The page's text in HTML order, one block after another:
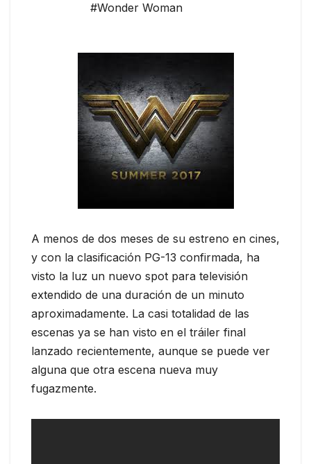
#Wonder Woman
A menos de dos meses de su estreno en cines,
y con la clasificación PG-13 confirmada, ha
visto la luz un nuevo spot para televisión
extendido de una duración de un minuto
aproximadamente. La casi totalidad de las
escenas ya se han visto en el tráiler final
lanzado recientemente, aunque se puede ver
alguna que otra escena nueva muy
fugazmente.